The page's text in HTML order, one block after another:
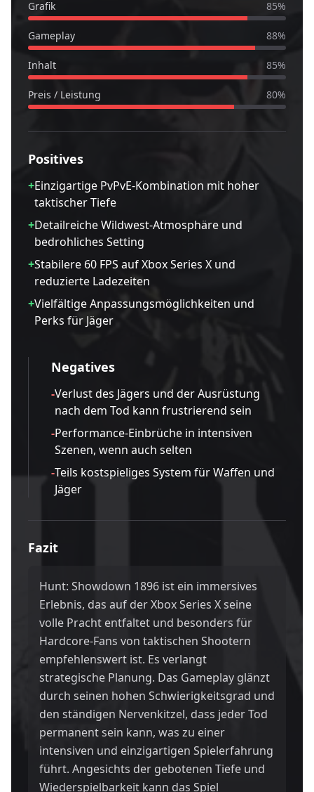
Grafik 85%
Gameplay 88%
Inhalt 85%
Preis / Leistung 80%
Positives
+Einzigartige PvPvE-Kombination mit hoher
taktischer Tiefe
+Detailreiche Wildwest-Atmosphäre und
bedrohliches Setting
+Stabilere 60 FPS auf Xbox Series X und
reduzierte Ladezeiten
+Vielfältige Anpassungsmöglichkeiten und
Perks für Jäger
Negatives
-Verlust des Jägers und der Ausrüstung
nach dem Tod kann frustrierend sein
-Performance-Einbrüche in intensiven
Szenen, wenn auch selten
-Teils kostspieliges System für Waffen und
Jäger
Fazit
Hunt: Showdown 1896 ist ein immersives
Erlebnis, das auf der Xbox Series X seine
volle Pracht entfaltet und besonders für
Hardcore-Fans von taktischen Shootern
empfehlenswert ist. Es verlangt
strategische Planung. Das Gameplay glänzt
durch seinen hohen Schwierigkeitsgrad und
den ständigen Nervenkitzel, dass jeder Tod
permanent sein kann, was zu einer
intensiven und einzigartigen Spielerfahrung
führt. Angesichts der gebotenen Tiefe und
Wiederspielbarkeit kann das Spiel